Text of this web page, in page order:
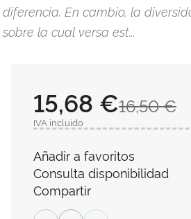
diferencia. En cambio, la
sobre la cual versa est...
16,50 €
15,68 €
IVA incluido
Añadir a favoritos
Consulta disponibilidad
Compartir